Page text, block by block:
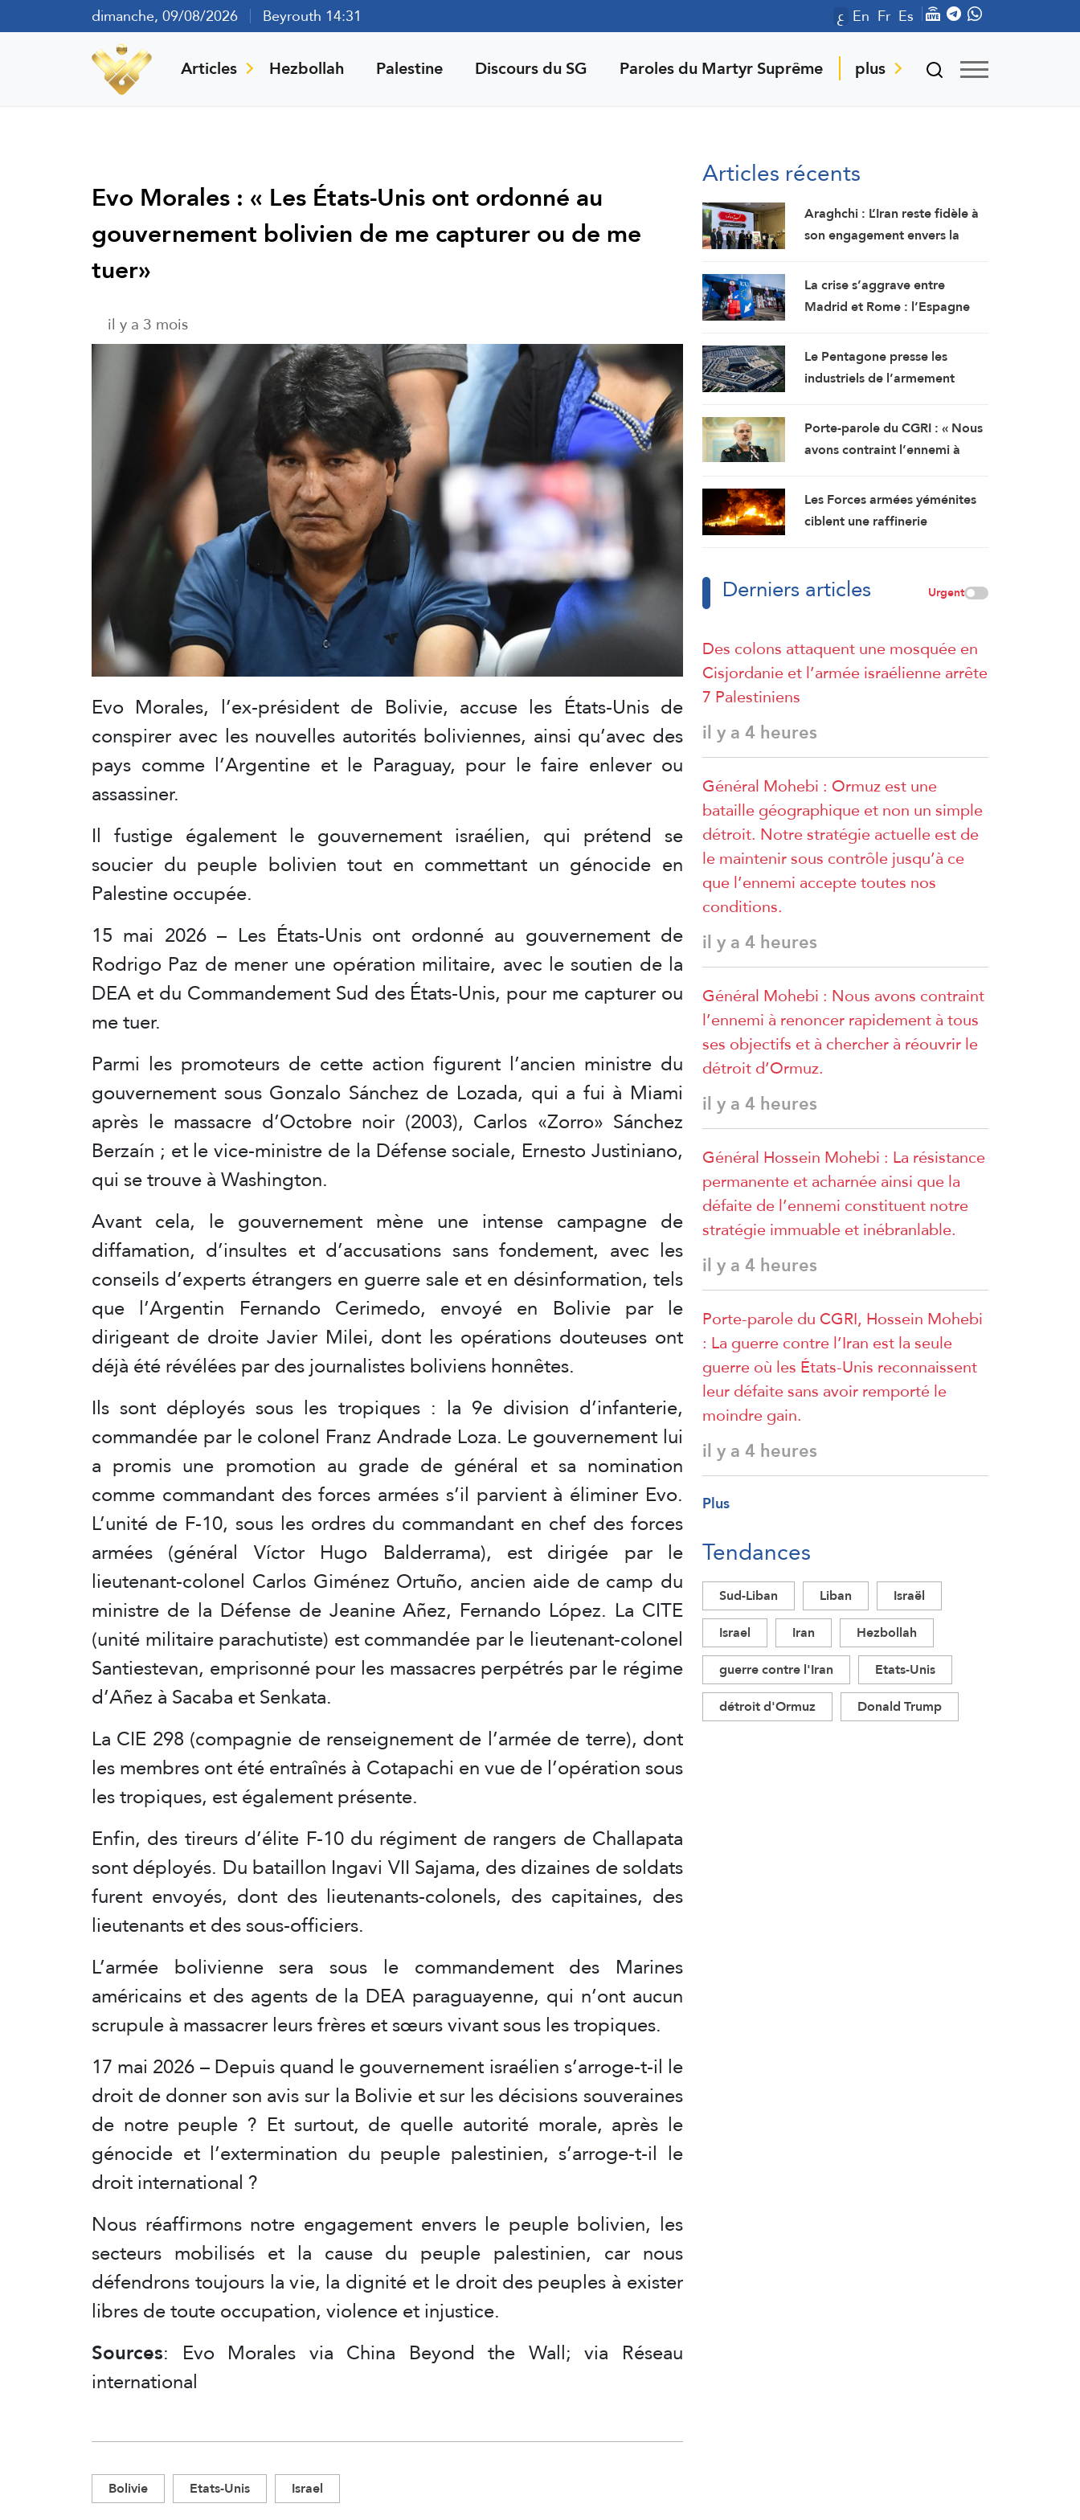
dimanche, 09/08/2026 Beyrouth 14:31 ع En Fr Es
Articles Hezbollah Palestine Discours du SG Paroles du Martyr Suprême plus
Evo Morales : « Les États-Unis ont ordonné au
gouvernement bolivien de me capturer ou de me
tuer»
il y a 3 mois
Evo Morales, l’ex-président de Bolivie, accuse les États-Unis de
conspirer avec les nouvelles autorités boliviennes, ainsi qu’avec des
pays comme l’Argentine et le Paraguay, pour le faire enlever ou
assassiner.
Il fustige également le gouvernement israélien, qui prétend se
soucier du peuple bolivien tout en commettant un génocide en
Palestine occupée.
15 mai 2026 – Les États-Unis ont ordonné au gouvernement de
Rodrigo Paz de mener une opération militaire, avec le soutien de la
DEA et du Commandement Sud des États-Unis, pour me capturer ou
me tuer.
Parmi les promoteurs de cette action figurent l’ancien ministre du
gouvernement sous Gonzalo Sánchez de Lozada, qui a fui à Miami
après le massacre d’Octobre noir (2003), Carlos «Zorro» Sánchez
Berzaín ; et le vice-ministre de la Défense sociale, Ernesto Justiniano,
qui se trouve à Washington.
Avant cela, le gouvernement mène une intense campagne de
diffamation, d’insultes et d’accusations sans fondement, avec les
conseils d’experts étrangers en guerre sale et en désinformation, tels
que l’Argentin Fernando Cerimedo, envoyé en Bolivie par le
dirigeant de droite Javier Milei, dont les opérations douteuses ont
déjà été révélées par des journalistes boliviens honnêtes.
Ils sont déployés sous les tropiques : la 9e division d’infanterie,
commandée par le colonel Franz Andrade Loza. Le gouvernement lui
a promis une promotion au grade de général et sa nomination
comme commandant des forces armées s’il parvient à éliminer Evo.
L’unité de F-10, sous les ordres du commandant en chef des forces
armées (général Víctor Hugo Balderrama), est dirigée par le
lieutenant-colonel Carlos Giménez Ortuño, ancien aide de camp du
ministre de la Défense de Jeanine Añez, Fernando López. La CITE
(unité militaire parachutiste) est commandée par le lieutenant-colonel
Santiestevan, emprisonné pour les massacres perpétrés par le régime
d’Añez à Sacaba et Senkata.
La CIE 298 (compagnie de renseignement de l’armée de terre), dont
les membres ont été entraînés à Cotapachi en vue de l’opération sous
les tropiques, est également présente.
Enfin, des tireurs d’élite F-10 du régiment de rangers de Challapata
sont déployés. Du bataillon Ingavi VII Sajama, des dizaines de soldats
furent envoyés, dont des lieutenants-colonels, des capitaines, des
lieutenants et des sous-officiers.
L’armée bolivienne sera sous le commandement des Marines
américains et des agents de la DEA paraguayenne, qui n’ont aucun
scrupule à massacrer leurs frères et sœurs vivant sous les tropiques.
17 mai 2026 – Depuis quand le gouvernement israélien s’arroge-t-il le
droit de donner son avis sur la Bolivie et sur les décisions souveraines
de notre peuple ? Et surtout, de quelle autorité morale, après le
génocide et l’extermination du peuple palestinien, s’arroge-t-il le
droit international ?
Nous réaffirmons notre engagement envers le peuple bolivien, les
secteurs mobilisés et la cause du peuple palestinien, car nous
défendrons toujours la vie, la dignité et le droit des peuples à exister
libres de toute occupation, violence et injustice.
Sources: Evo Morales via China Beyond the Wall; via Réseau
international
Bolivie Etats-Unis Israel
Articles récents
Araghchi : L’Iran reste fidèle à
son engagement envers la
combat malgré toutes les
pressions
La crise s’aggrave entre
Madrid et Rome : l’Espagne
frontaliers pour les voyageurs
en provenance d’Italie
Le Pentagone presse les
industriels de l’armement
munitions
Porte-parole du CGRI : « Nous
avons contraint l’ennemi à
Ormuz est une bataille
géographique »
Les Forces armées yéménites
ciblent une raffinerie
Derniers articles Urgent
Des colons attaquent une mosquée en
Cisjordanie et l’armée israélienne arrête
7 Palestiniens
il y a 4 heures
Général Mohebi : Ormuz est une
bataille géographique et non un simple
détroit. Notre stratégie actuelle est de
le maintenir sous contrôle jusqu’à ce
que l’ennemi accepte toutes nos
conditions.
il y a 4 heures
Général Mohebi : Nous avons contraint
l’ennemi à renoncer rapidement à tous
ses objectifs et à chercher à réouvrir le
détroit d’Ormuz.
il y a 4 heures
Général Hossein Mohebi : La résistance
permanente et acharnée ainsi que la
défaite de l’ennemi constituent notre
stratégie immuable et inébranlable.
il y a 4 heures
Porte-parole du CGRI, Hossein Mohebi
: La guerre contre l’Iran est la seule
guerre où les États-Unis reconnaissent
leur défaite sans avoir remporté le
moindre gain.
il y a 4 heures
Plus
Tendances
Sud-Liban Liban
Israël
Israel
Iran
Hezbollah
guerre contre l'Iran
Etats-Unis
détroit d'Ormuz
Donald Trump